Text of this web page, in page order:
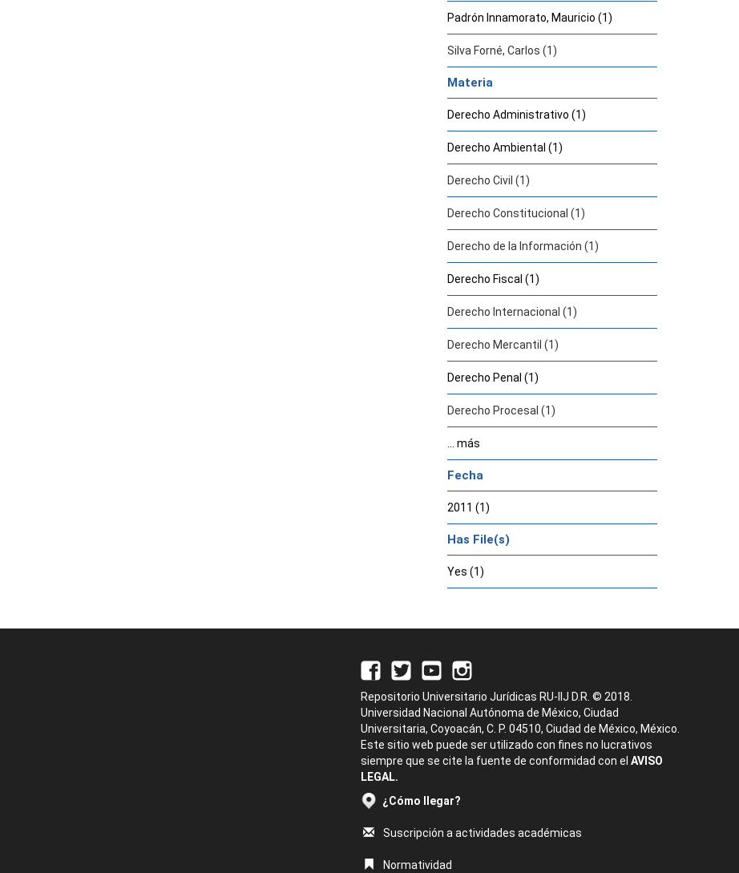
Padrón Innamorato, Mauricio (1)
Silva Forné, Carlos (1)
Materia
Derecho Administrativo (1)
Derecho Ambiental (1)
Derecho Civil (1)
Derecho Constitucional (1)
Derecho de la Información (1)
Derecho Fiscal (1)
Derecho Internacional (1)
Derecho Mercantil (1)
Derecho Penal (1)
Derecho Procesal (1)
... más
Fecha
2011 (1)
Has File(s)
Yes (1)
Repositorio Universitario Jurídicas RU-IIJ D.R. © 2018.
Universidad Nacional Autónoma de México, Ciudad
Universitaria, Coyoacán, C. P. 04510, Ciudad de México, México.
Este sitio web puede ser utilizado con fines no lucrativos
siempre que se cite la fuente de conformidad con el AVISO
LEGAL.
¿Cómo llegar?
Suscripción a actividades académicas
Normatividad